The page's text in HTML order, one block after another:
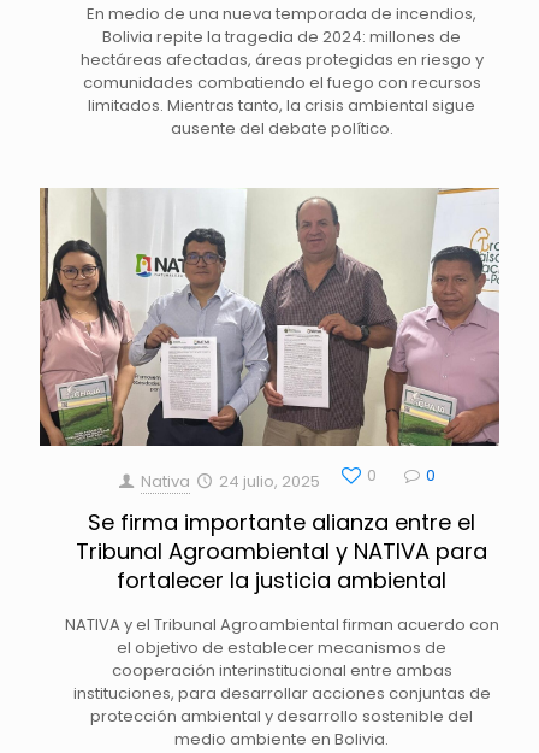
En medio de una nueva temporada de incendios,
Bolivia repite la tragedia de 2024: millones de
hectáreas afectadas, áreas protegidas en riesgo y
comunidades combatiendo el fuego con recursos
limitados. Mientras tanto, la crisis ambiental sigue
ausente del debate político.
Nativa 24 julio, 2025 0 0
Se firma importante alianza entre el
Tribunal Agroambiental y NATIVA para
fortalecer la justicia ambiental
NATIVA y el Tribunal Agroambiental firman acuerdo con
el objetivo de establecer mecanismos de
cooperación interinstitucional entre ambas
instituciones, para desarrollar acciones conjuntas de
protección ambiental y desarrollo sostenible del
medio ambiente en Bolivia.